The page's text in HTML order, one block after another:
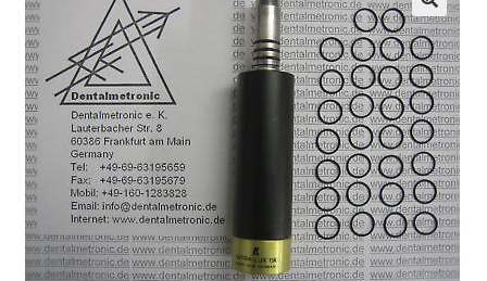
Kontakt
Reparaturservice
öffnen
Wichtige Infos
öffnen
Unsere Firma
Warenkorb